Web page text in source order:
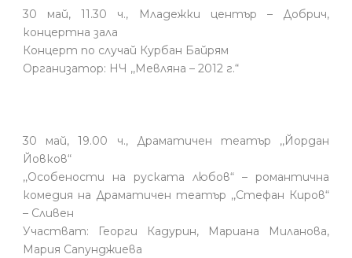
30 май, 11.30 ч., Младежки център – Добрич,
концертна зала
Концерт по случай Курбан Байрям
Организатор: НЧ ,,Мевляна – 2012 г.“
30 май, 19.00 ч., Драматичен театър ,,Йордан
Йовков“
,,Особености на руската любов“ – романтична
комедия на Драматичен театър ,,Стефан Киров“
– Сливен
Участват: Георги Кадурин, Мариана Миланова,
Мария Сапунджиева